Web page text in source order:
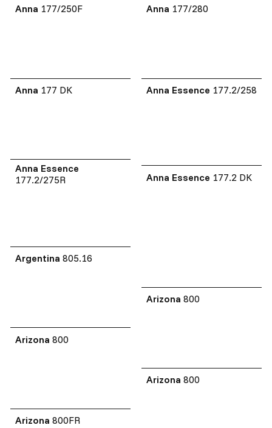
Anna 177/250F Anna 177/280
Anna 177 DK Anna Essence 177.2/258
Anna Essence
177.2/275R
Anna Essence 177.2 DK
Argentina 805.16
Arizona 800
Arizona 800
Arizona 800
Arizona 800FR